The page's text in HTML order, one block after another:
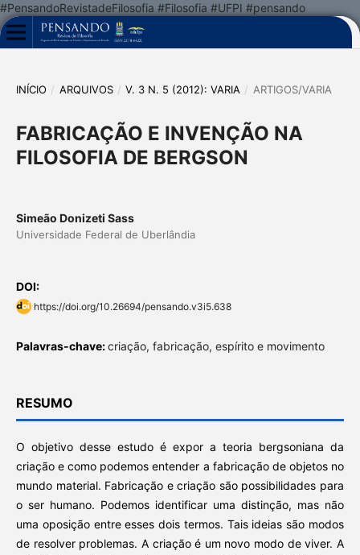
#PensandoRevistadeFilosofia #Filosofia #UFPI #pensando
INÍCIO / ARQUIVOS / V. 3 N. 5 (2012): VARIA / ARTIGOS/VARIA
FABRICAÇÃO E INVENÇÃO NA
FILOSOFIA DE BERGSON
Simeão Donizeti Sass
Universidade Federal de Uberlândia
DOI:
https://doi.org/10.26694/pensando.v3i5.638
Palavras-chave:criação, fabricação, espírito e movimento
RESUMO
O objetivo desse estudo é expor a teoria bergsoniana da
criação e como podemos entender a fabricação de objetos no
mundo material. Fabricação e criação são possibilidades para
o ser humano. Podemos identificar uma distinção, mas não
uma oposição entre esses dois termos. Tais ideias são modos
de resolver problemas. A criação é um novo modo de viver. A